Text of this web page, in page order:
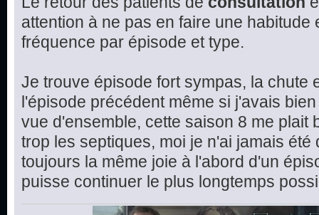
attention à ne pas en faire une habitude
fréquence par épisode et type.
Je trouve épisode fort sympas, la chute
l'épisode précédent même si j'avais
vue d'ensemble, cette saison 8 me plait
trop les septiques, moi je n'ai jamais
toujours la même joie à l'abord d'un
puisse continuer le plus longtemps